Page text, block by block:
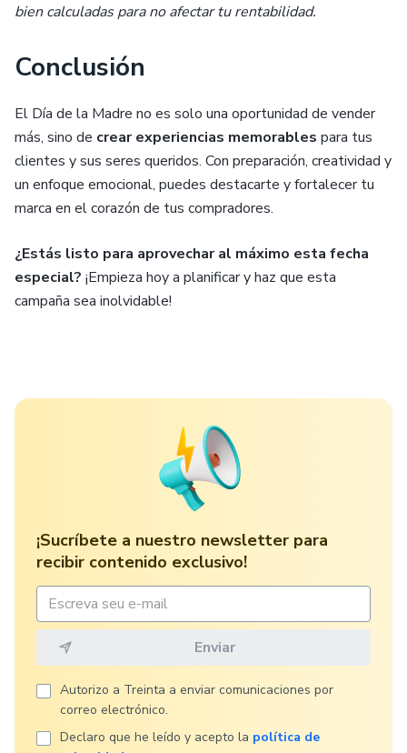
bien calculadas para no afectar tu rentabilidad.
Conclusión
El Día de la Madre no es solo una oportunidad de vender
más, sino de crear experiencias memorables para tus
clientes y sus seres queridos. Con preparación, creatividad y
un enfoque emocional, puedes destacarte y fortalecer tu
marca en el corazón de tus compradores.
¿Estás listo para aprovechar al máximo esta fecha
especial? ¡Empieza hoy a planificar y haz que esta
campaña sea inolvidable!
¡Sucríbete a nuestro newsletter para
recibir contenido exclusivo!
Autorizo ​​a Treinta a enviar comunicaciones por
correo electrónico.
Declaro que he leído y acepto la política de